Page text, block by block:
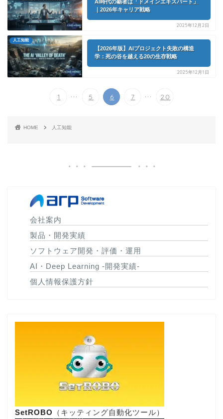
AI時代の覇者は「ドメインエキスパート」
｜2026年キャリア戦略
2025年12月2日
人工知能
【2026年版】AIプロジェクト失敗の構造
学：死の谷を越える20の生存戦略
2025年12月1日
1 ... 5 6 7 ... 20
HOME 人工知能
会社案内
製品・開発実績
ソフトウェア開発・評価・運用
AI・Deep Learning -開発実績-
個人情報保護方針
SetROBO （キッティング自動化ツール）